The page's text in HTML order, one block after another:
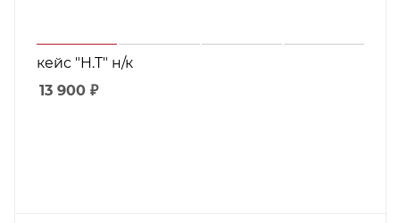
кейс "H.T" н/к
13 900 ₽